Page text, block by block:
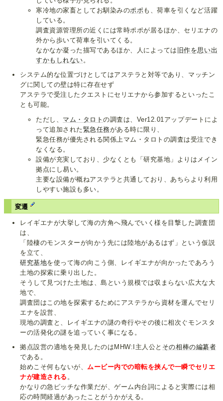
寒冷地の家畜としてお馴染みのポポも、荷車を引くなど活躍
している。
調査資源管理所の近くには常時ポポが居るほか、セリエナの
外から歩いて荷車を引いてくる。
なかなか凝った描写であるほか、人によっては 旧作を思い出
すかもしれない。
システム的な位置づけとしてはアステラと対等であり、マッチン
グに関しての壁は特に存在せず
アステラで受注したクエストにセリエナから参加するといったこ
とも可能。
ただし、 マム・タロトの調査は、Ver12.01アップデートによ
って追加された緊急任務がある時に限り、
緊急任務が優先される関係上マム・タロトの調査は受注でき
なくなる。
設備が充実しており、少なくとも「研究基地」よりはメイン
拠点にし易い。
主要な設備が概ねアステラと共通しており、あちらより利用
しやすい施設も多い。
変遷
レイギエナが大挙して海の方角へ飛んでいく様を目撃した調査団
は、
「陸棲のモンスターが向かう先には陸地があるはず」という仮説
を立て、
研究基地を使って海の向こう側、レイギエナが向かったであろう
土地の探索に乗り出した。
そうして見つけた土地は、島という規模では収まらない広大な大
地で、
調査団はこの地を探索するためにアステラから資材を運んでセリ
エナを設営、
現地の調査と、レイギエナの謎の奇行やその後に相次ぐモンスタ
ーの活発化の謎を追っていく事になる。
拠点設営の適地を発見したのはMHW:I主人公と その相棒の編纂者
である。
始めこそ何もないが、 ムービー内での暗転を挟んで一瞬でセリエ
ナが建造される 。
かなりの急ピッチな作業だが、ゲーム内台詞によると実際には相
応の時間経過があったことがうかがえる。